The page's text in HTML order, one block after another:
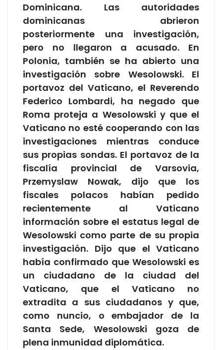
Dominicana. Las autoridades
dominicanas abrieron
posteriormente una investigación,
pero no llegaron a acusado. En
Polonia, también se ha abierto una
investigación sobre Wesolowski. El
portavoz del Vaticano, el Reverendo
Federico Lombardi, ha negado que
Roma proteja a Wesolowski y que el
Vaticano no esté cooperando con las
investigaciones mientras conduce
sus propias sondas. El portavoz de la
fiscalía provincial de Varsovia,
Przemyslaw Nowak, dijo que los
fiscales polacos habían pedido
recientemente al Vaticano
información sobre el estatus legal de
Wesolowski como parte de su propia
investigación. Dijo que el Vaticano
había confirmado que Wesolowski es
un ciudadano de la ciudad del
Vaticano, que el Vaticano no
extradita a sus ciudadanos y que,
como nuncio, o embajador de la
Santa Sede, Wesolowski goza de
plena inmunidad diplomática.